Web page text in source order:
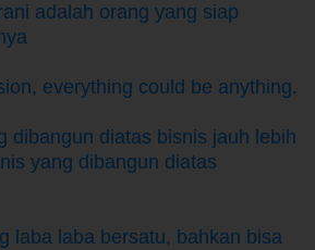
adalah orang yang siap
everything could be anything.
dibangun diatas bisnis jauh lebih
yang dibangun diatas
laba laba bersatu, bahkan bisa